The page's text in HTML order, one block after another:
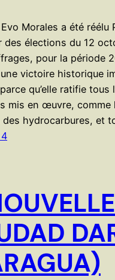
Morales a été réélu
des élections du 12
pour la période
une victoire historique
qu’elle ratifie tous
mis en œuvre, comme
hydrocarbures, et